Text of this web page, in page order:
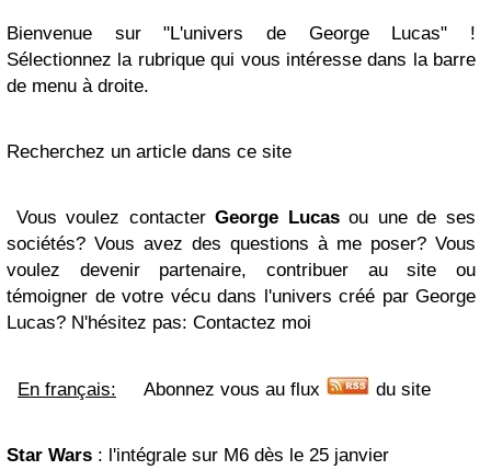
Bienvenue sur "L'univers de George Lucas" !
Sélectionnez la rubrique qui vous intéresse dans la barre
de menu à droite.
Recherchez un article dans ce site
Vous voulez contacterGeorge Lucasou une de ses
sociétés? Vous avez des questions à me poser? Vous
voulez devenir partenaire, contribuer au site ou
témoigner de votre vécu dans l'univers créé par George
Lucas? N'hésitez pas: Contactez moi
En français: Abonnez vous au flux du site
Star Wars : l'intégrale sur M6 dès le 25 janvier